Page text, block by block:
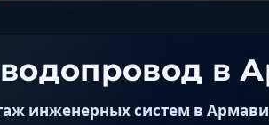
в
инженерных систем в